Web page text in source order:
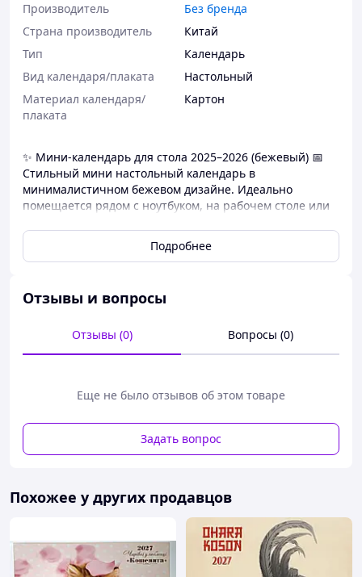
Производитель
Без бренда
Страна производитель
Китай
Тип
Календарь
Вид календаря/плаката
Настольный
Материал календаря/
плаката
Картон
✨ Мини-календарь для стола 2025–2026 (бежевый) 📅
Стильный мини настольный календарь в
минималистичном бежевом дизайне. Идеально
помещается рядом с ноутбуком, на рабочем столе или
заметок и планов 🖊️
✅ Характеристики:
полностью датированный
• 📐 Компактный размер примерно 7,5 × 6,5 × 3,5 см –
• 📄 Материал: плотная бумага на жёсткой треугольной
подставке, хорошо держит форму
перелистываются и не мнутся
• 🌈 Цвет: лаконичный бежевый, гармонично
вписывается в любой интерьер
• 🌍 Языки: английский / китайский – удобно для
изучения языков и работы с иностранными датами
• 🎁 Отличная идея небольшого подарка коллеге,
подруге, учителю или себе для вдохновляющего
Подробнее
Отзывы и вопросы
Отзывы (0) Вопросы (0)
Еще не было отзывов об этом товаре
Задать вопрос
Похожее у других продавцов